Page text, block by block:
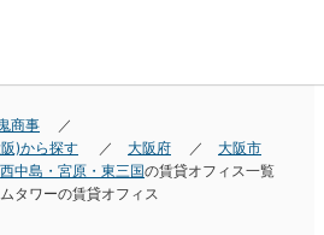
商事
)から探す
大阪府
大阪市
西中島・宮原・東三国の賃貸オフィス一覧
タワーの賃貸オフィス